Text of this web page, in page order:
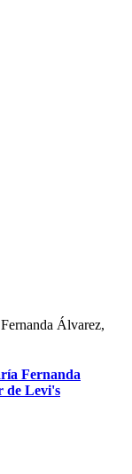
Álvarez,
Fernanda
de Levi's